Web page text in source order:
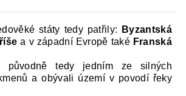
státy tedy patřily:
Byzantská
říšea v západní Evropě také Franská
původně tedy jedním ze silných
a obývali území v povodí řeky